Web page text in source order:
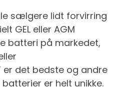
sælgere lidt forvirring
GEL eller AGM
batteri på markedet,
er det bedste og andre
batterier er helt unikke.